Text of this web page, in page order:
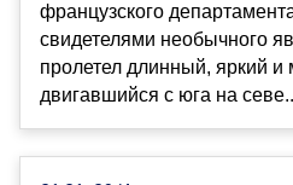
французского
свидетелями необычного
пролетел длинный, яркий и
двигавшийся с юга на